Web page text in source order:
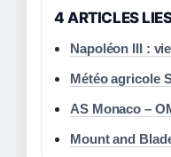
4 ARTICLES
Napoléon III :
Météo agricole
AS Monaco –
Mount and